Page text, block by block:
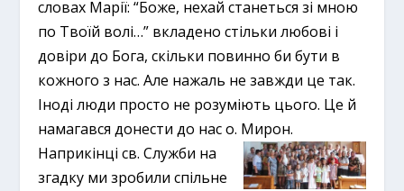
словах Марії: “Боже, нехай станеться зі мною
по Твоїй волі…” вкладено стільки любові і
довіри до Бога, скільки повинно би бути в
кожного з нас. Але нажаль не завжди це так.
Іноді люди просто не розуміють цього. Це й
намагався донести до нас о. Мирон.
Наприкінці св. Служби на
згадку ми зробили спільне